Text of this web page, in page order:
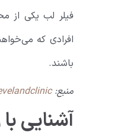
فیلر لب یکی از
افرادی که
باشند.
منبع:
آشنایی